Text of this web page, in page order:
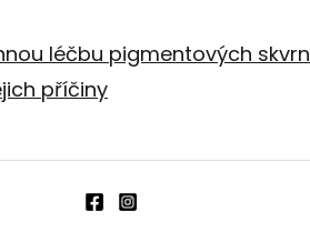
léčbu pigmentových skvrn
příčiny